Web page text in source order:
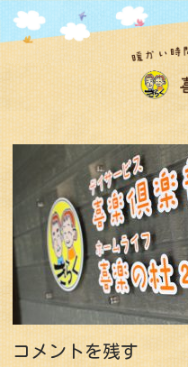
テ
ン
ツ
へ
キ
ッ
プ
コメントを残す